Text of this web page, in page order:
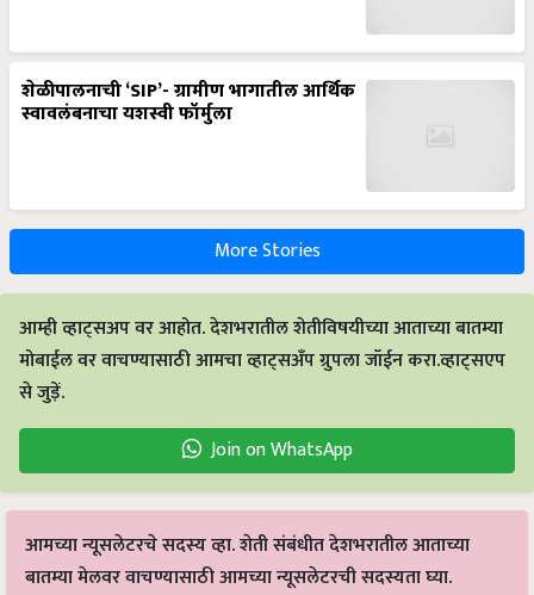
शेळीपालनाची ‘SIP’- ग्रामीण भागातील आर्थिक
स्वावलंबनाचा यशस्वी फॉर्मुला
More Stories
आम्ही व्हाट्सअप वर आहोत. देशभरातील शेतीविषयीच्या आताच्या बातम्या
मोबाईल वर वाचण्यासाठी आमचा व्हाट्सअँप ग्रुपला जॉईन करा.व्हाट्सएप
से जुड़ें.
Join on WhatsApp
आमच्या न्यूसलेटरचे सदस्य व्हा. शेती संबंधीत देशभरातील आताच्या
बातम्या मेलवर वाचण्यासाठी आमच्या न्यूसलेटरची सदस्यता घ्या.